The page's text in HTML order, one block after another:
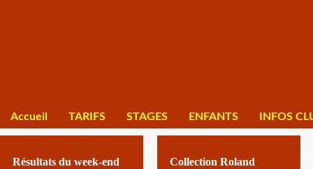
Accueil TARIFS STAGES ENFANTS INFOS
Résultats du week-end
Collection Roland